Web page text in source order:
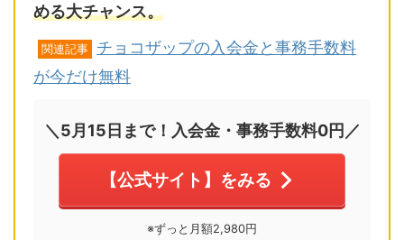
める大チャンス。
関連記事
チョコザップの入会金と事務手数料
が今だけ無料
＼5月15日まで！入会金・事務手数料0円／
【公式サイト】をみる
※ずっと月額2,980円